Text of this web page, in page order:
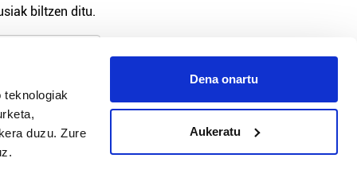
duzu. Zure
Dena onartu
Aukeratu
biltzen ditu.